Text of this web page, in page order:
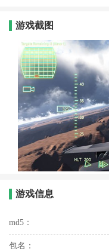
游戏截图
游戏信息
md5：
包名：